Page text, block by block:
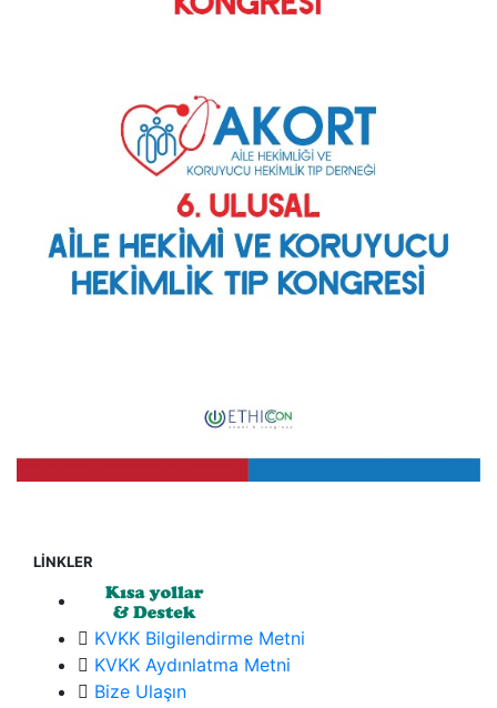
LİNKLER
KVKK Bilgilendirme Metni
KVKK Aydınlatma Metni
Bize Ulaşın